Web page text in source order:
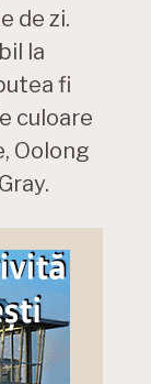
de zi.
la
fi
culoare
Oolong